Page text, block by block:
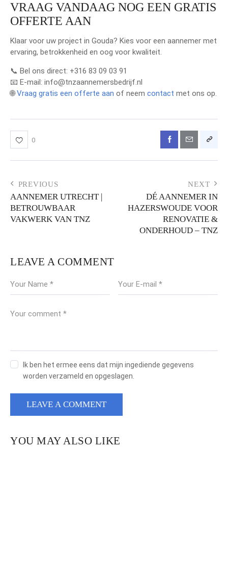
VRAAG VANDAAG NOG EEN GRATIS
OFFERTE AAN
Klaar voor uw project in Gouda? Kies voor een aannemer met
ervaring, betrokkenheid en oog voor kwaliteit.
📞 Bel ons direct: +316 83 09 03 91
📧 E-mail: info@tnzaannemersbedrijf.nl
🌐Vraag gratis een offerte aan of neem contact met ons op.
0
PREVIOUS
AANNEMER UTRECHT |
BETROUWBAAR
VAKWERK VAN TNZ
NEXT
DÉ AANNEMER IN
HAZERSWOUDE VOOR
RENOVATIE &
ONDERHOUD – TNZ
LEAVE A COMMENT
Ik ben het ermee eens dat mijn ingediende gegevens
worden verzameld en opgeslagen.
YOU MAY ALSO LIKE